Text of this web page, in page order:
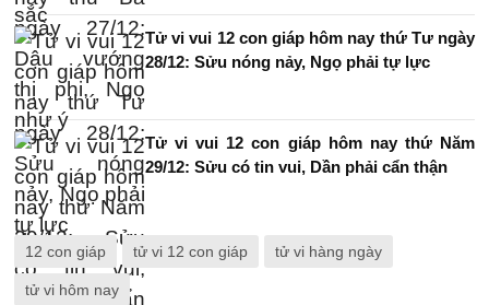
Tử vi vui 12 con giáp hôm nay thứ Tư ngày
28/12: Sửu nóng nảy, Ngọ phải tự lực
Tử vi vui 12 con giáp hôm nay thứ Năm
29/12: Sửu có tin vui, Dần phải cẩn thận
12 con giáp tử vi 12 con giáp tử vi hàng ngày
tử vi hôm nay